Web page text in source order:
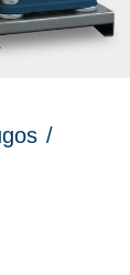
/